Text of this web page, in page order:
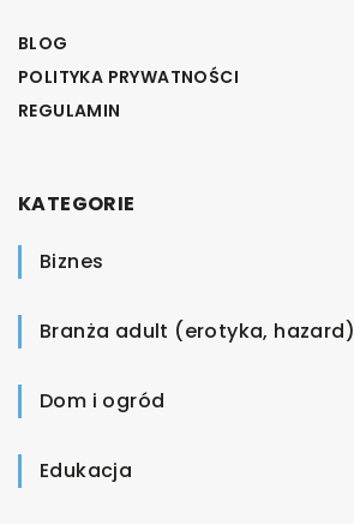
BLOG
POLITYKA PRYWATNOŚCI
REGULAMIN
KATEGORIE
Biznes
Branża adult (erotyka, hazard)
Dom i ogród
Edukacja